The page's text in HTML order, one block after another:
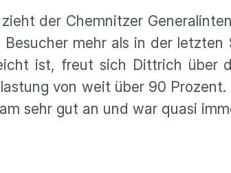
der Chemnitzer
mehr als in der letzten
ist, freut sich Dittrich über
von weit über 90
sehr gut an und war quasi